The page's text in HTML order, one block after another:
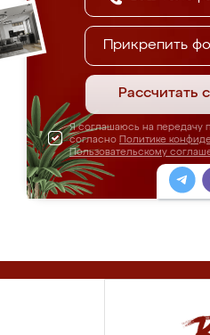
Прикрепить
Рассчитать
Я соглашаюсь на передачу
согласно Политике
Пользовательскому